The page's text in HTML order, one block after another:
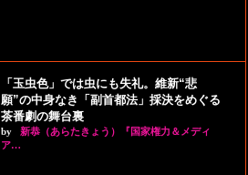
「玉虫色」では虫にも失礼。維新“悲
願”の中身なき「副首都法」採決をめぐる
茶番劇の舞台裏
by
新恭（あらたきょう）『国家権力＆メディ
ア…